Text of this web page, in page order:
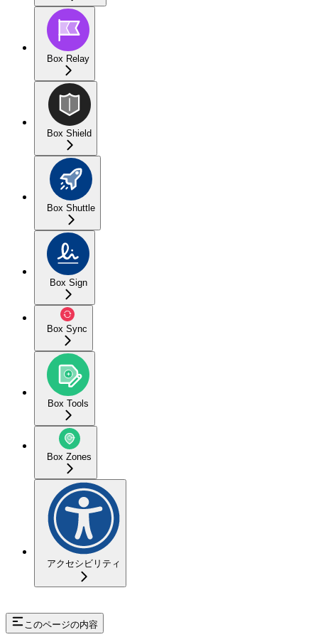
Box Relay
Box Shield
Box Shuttle
Box Sign
Box Sync
Box Tools
Box Zones
アクセシビリティ
このページの内容